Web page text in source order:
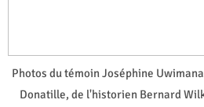
Photos du témoin Joséphine
Donatille, de l'historien Bernard